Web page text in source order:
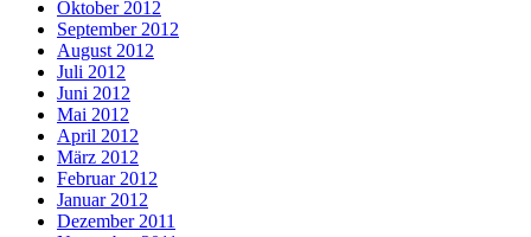
Oktober 2012
September 2012
August 2012
Juli 2012
Juni 2012
Mai 2012
April 2012
März 2012
Februar 2012
Januar 2012
Dezember 2011